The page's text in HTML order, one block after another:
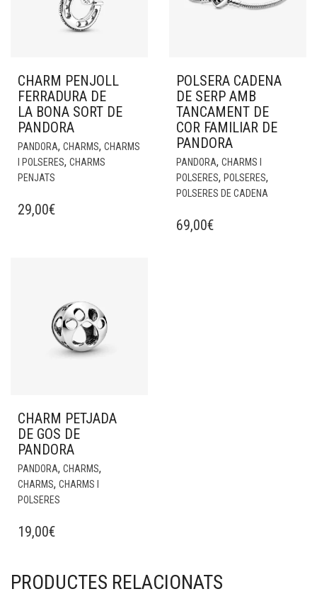
CHARM PENJOLL
FERRADURA DE
LA BONA SORT DE
PANDORA
PANDORA, CHARMS, CHARMS
I POLSERES, CHARMS
PENJATS
29,00€
POLSERA CADENA
DE SERP AMB
TANCAMENT DE
COR FAMILIAR DE
PANDORA
PANDORA, CHARMS I
POLSERES, POLSERES,
POLSERES DE CADENA
69,00€
CHARM PETJADA
DE GOS DE
PANDORA
PANDORA, CHARMS,
CHARMS, CHARMS I
POLSERES
19,00€
PRODUCTES RELACIONATS